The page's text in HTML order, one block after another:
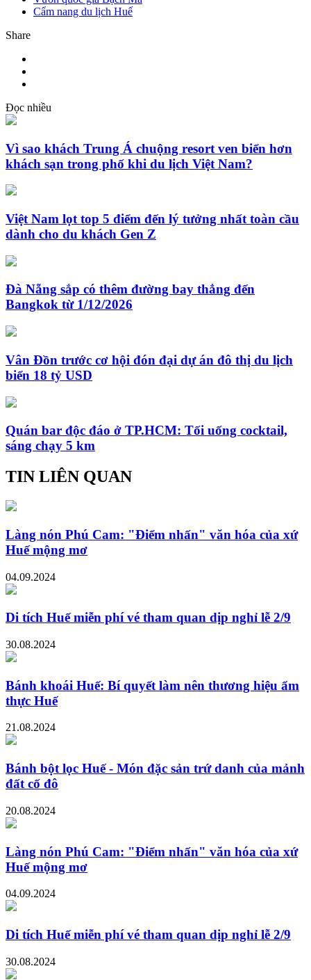
Cẩm nang du lịch Huế
Share
Đọc nhiều
Vì sao khách Trung Á chuộng resort ven biển hơn
khách sạn trong phố khi du lịch Việt Nam?
Việt Nam lọt top 5 điểm đến lý tưởng nhất toàn cầu
dành cho du khách Gen Z
Đà Nẵng sắp có thêm đường bay thẳng đến
Bangkok từ 1/12/2026
Vân Đồn trước cơ hội đón đại dự án đô thị du lịch
biển 18 tỷ USD
Quán bar độc đáo ở TP.HCM: Tối uống cocktail,
sáng chạy 5 km
TIN LIÊN QUAN
Làng nón Phú Cam: "Điểm nhấn" văn hóa của xứ
Huế mộng mơ
04.09.2024
Di tích Huế miễn phí vé tham quan dịp nghỉ lễ 2/9
30.08.2024
Bánh khoái Huế: Bí quyết làm nên thương hiệu ẩm
thực Huế
21.08.2024
Bánh bột lọc Huế - Món đặc sản trứ danh của mảnh
đất cố đô
20.08.2024
Làng nón Phú Cam: "Điểm nhấn" văn hóa của xứ
Huế mộng mơ
04.09.2024
Di tích Huế miễn phí vé tham quan dịp nghỉ lễ 2/9
30.08.2024